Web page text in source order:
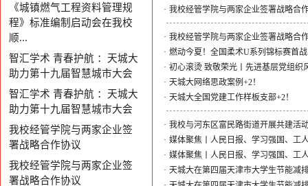
《城镇燃气工程资料管理规
程》标准编制启动会在我校
顺...
智汇学术 青春护航 ：天城大
助力第十九届智慧城市大会
智汇学术 青春护航 ：天城大
助力第十九届智慧城市大会
我校经管学院与两家企业签
署战略合作协议
我校经管学院与两家企业签
署战略合作协议
· 我校经管学院与两家企业签署战略合
· 我校经管学院与两家企业签署战略合
· 燃动今夏！全国柔术U系列锦标赛首
· 初心滚烫 致敬荣光丨先进基层党组织
· 天城大网络思政案例+2！
· 天城大全国党建工作样板支部+2！
· 我校与河东区富民路街道开展共建活
· 媒体聚焦丨人民日报、学习强国、工
· 媒体聚焦丨人民日报、学习强国、工
· 天城大在第四届天津市大学生节能减